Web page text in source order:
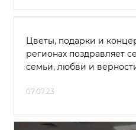
Цветы, подарки и
регионах поздравляет
семьи, любви и
07.07.23